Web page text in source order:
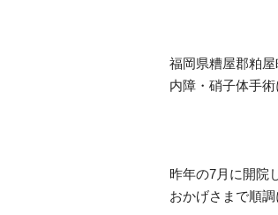
福岡県糟屋郡粕
内障・ 硝子体手術
昨年の7月に開院
おかげさまで順